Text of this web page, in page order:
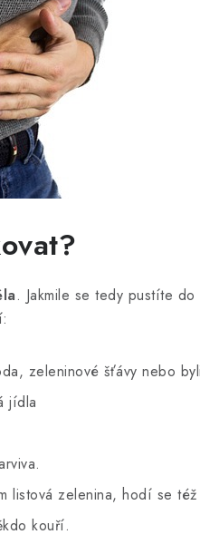
. Jakmile se tedy pustíte do
zeleninové šťávy nebo
jídla
listová zelenina, hodí se též
kouří.